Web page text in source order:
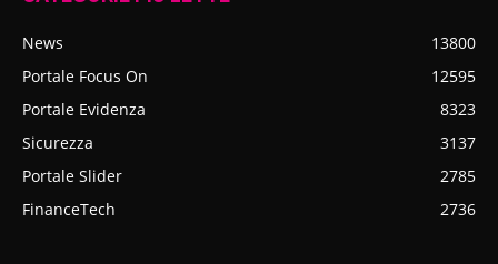
News
13800
Portale Focus On
12595
Portale Evidenza
8323
Sicurezza
3137
Portale Slider
2785
FinanceTech
2736